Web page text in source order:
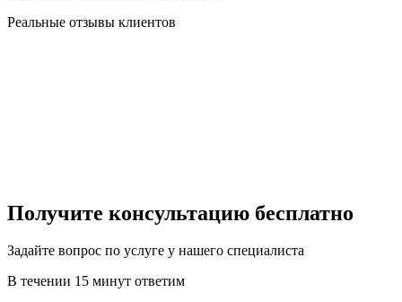
Реальные отзывы клиентов
Получите консультацию бесплатно
Задайте вопрос по услуге у нашего специалиста
В течении 15 минут ответим